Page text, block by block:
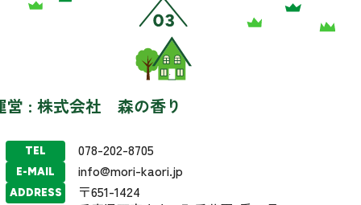
営 : 株式会社 森の香り
TEL 078-202-8705
E-MAIL info@mori-kaori.jp
ADDRESS
〒651-1424